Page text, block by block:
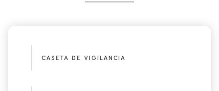
CASETA DE VIGILANCIA